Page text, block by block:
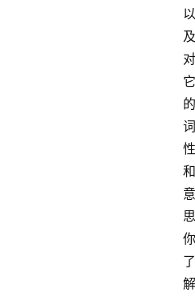
以
及
对
它
的
词
性
和
意
思
你
了
解